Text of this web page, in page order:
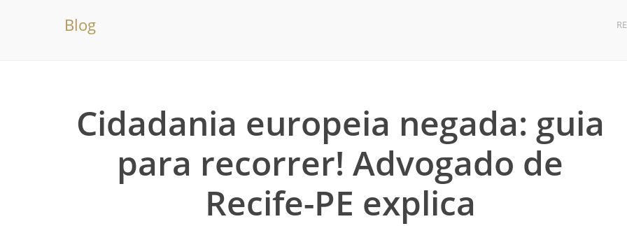
Blog
Cidadania europeia negada: guia
para recorrer! Advogado de
Recife-PE explica